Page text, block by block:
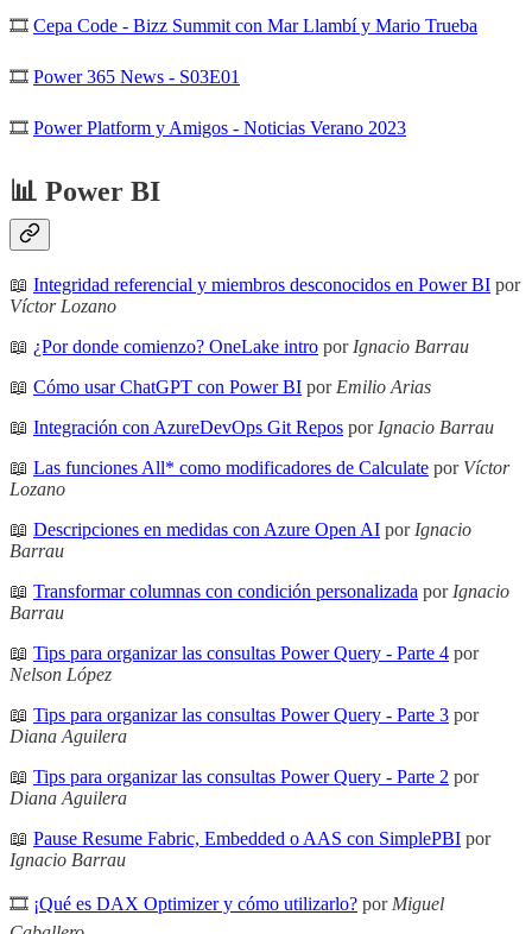
🎞 Cepa Code - Bizz Summit con Mar Llambí y Mario Trueba
🎞 Power 365 News - S03E01
🎞 Power Platform y Amigos - Noticias Verano 2023
📊 Power BI
📖 Integridad referencial y miembros desconocidos en Power BI por
Víctor Lozano
📖 ¿Por donde comienzo? OneLake intro por Ignacio Barrau
📖 Cómo usar ChatGPT con Power BI por Emilio Arias
📖 Integración con AzureDevOps Git Repos por Ignacio Barrau
📖 Las funciones All* como modificadores de Calculate por Víctor
Lozano
📖 Descripciones en medidas con Azure Open AI por Ignacio
Barrau
📖 Transformar columnas con condición personalizada por Ignacio
Barrau
📖 Tips para organizar las consultas Power Query - Parte 4 por
Nelson López
📖 Tips para organizar las consultas Power Query - Parte 3 por
Diana Aguilera
📖 Tips para organizar las consultas Power Query - Parte 2 por
Diana Aguilera
📖 Pause Resume Fabric, Embedded o AAS con SimplePBI por
Ignacio Barrau
🎞 ¡Qué es DAX Optimizer y cómo utilizarlo? por Miguel